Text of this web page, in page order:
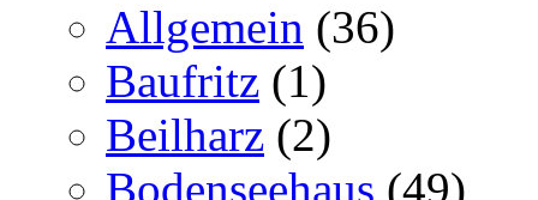
Allgemein (36)
Baufritz (1)
Beilharz (2)
Bodenseehaus (49)